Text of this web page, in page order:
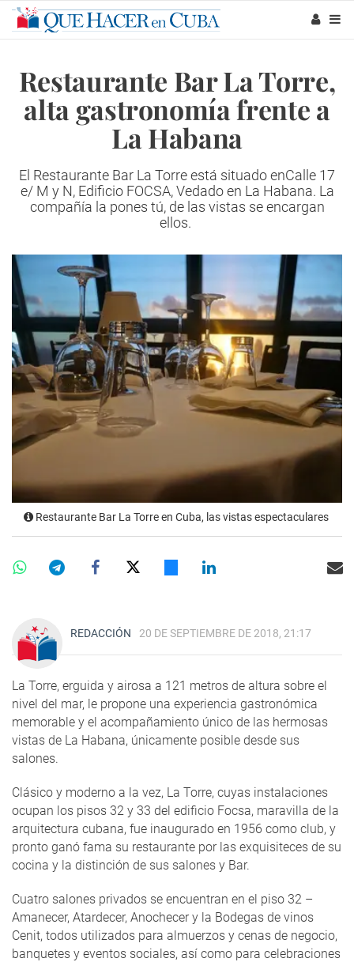
Restaurante Bar La Torre,
alta gastronomía frente a
La Habana
El Restaurante Bar La Torre está situado enCalle 17
e/ M y N, Edificio FOCSA, Vedado en La Habana. La
compañía la pones tú, de las vistas se encargan
ellos.
Restaurante Bar La Torre en Cuba, las vistas espectaculares
REDACCIÓN 20 DE SEPTIEMBRE DE 2018, 21:17
La Torre, erguida y airosa a 121 metros de altura sobre el
nivel del mar, le propone una experiencia gastronómica
memorable y el acompañamiento único de las hermosas
vistas de La Habana, únicamente posible desde sus
salones.
Clásico y moderno a la vez, La Torre, cuyas instalaciones
ocupan los pisos 32 y 33 del edificio Focsa, maravilla de la
arquitectura cubana, fue inaugurado en 1956 como club, y
pronto ganó fama su restaurante por las exquisiteces de su
cocina y la distinción de sus salones y Bar.
Cuatro salones privados se encuentran en el piso 32 –
Amanecer, Atardecer, Anochecer y la Bodegas de vinos
Cenit, todos utilizados para almuerzos y cenas de negocio,
banquetes y eventos sociales, así como para celebraciones